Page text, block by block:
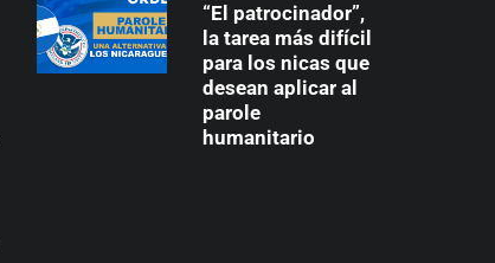
“El patrocinador”,
la tarea más difícil
para los nicas que
desean aplicar al
parole
humanitario